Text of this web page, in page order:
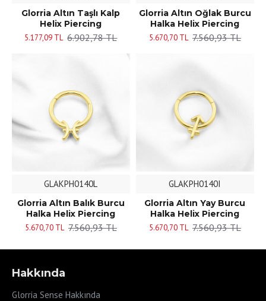
Glorria Altın Taşlı Kalp
Helix Piercing
5.177,09 TL 6.902,78 TL
Glorria Altın Oğlak Burcu
Halka Helix Piercing
5.670,70 TL 7.560,93 TL
GLAKPH0140L
Glorria Altın Balık Burcu
Halka Helix Piercing
5.670,70 TL 7.560,93 TL
GLAKPH0140I
Glorria Altın Yay Burcu
Halka Helix Piercing
5.670,70 TL 7.560,93 TL
Hakkında
Glorria Sense Hakkında